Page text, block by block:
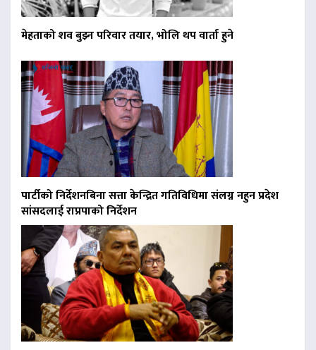
मेहताको शव बुझ्न परिवार तयार, भोलि थप वार्ता हुने
पार्टीको निर्देशनबिना सत्ता केन्द्रित गतिविधिमा संलग्न नहुन प्रदेश
सांसदलाई राप्रपाको निर्देशन